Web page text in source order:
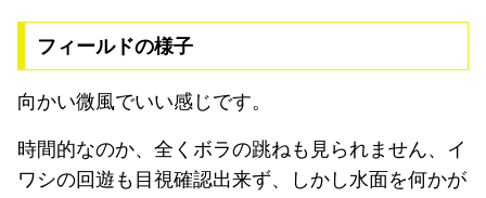
フィールドの様子
向かい微風でいい感じです。
時間的なのか、全くボラの跳ねも見られません、イ
ワシの回遊も目視確認出来ず、しかし水面を何かが